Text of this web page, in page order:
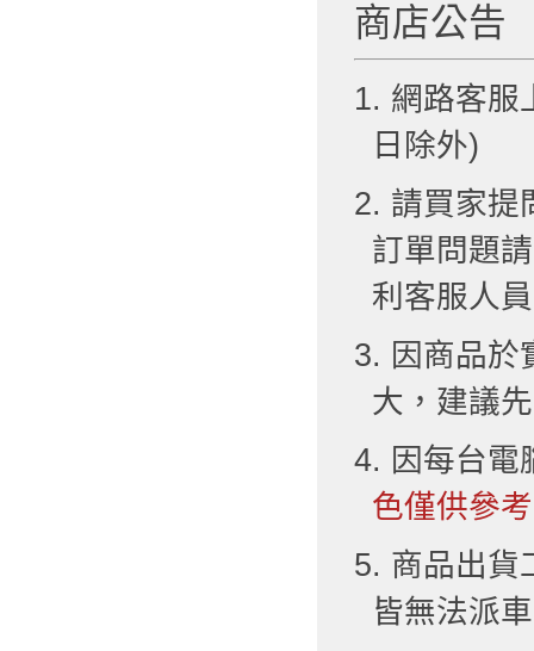
商店公告
1. 網路客服
日除外)
2. 請買家提
訂單問題
利客服人
3. 因商品於
大，建議
4. 因每台電
色僅供參
5. 商品出貨
皆無法派